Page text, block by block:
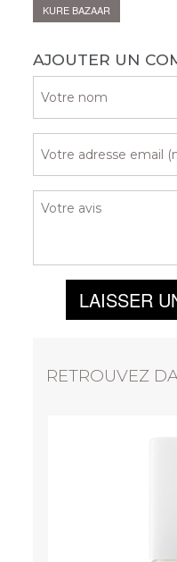
KURE BAZAAR
AJOUTER UN
LAISSER
RETROUVEZ